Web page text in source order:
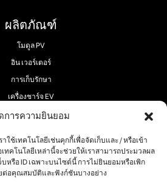
การความยินยอม
ช้เทคโนโลยีเช่นคุกกี้เพื่อจัดเก็บและ / หรือเข้า
คโนโลยีเหล่านี้จะช่วยให้เราสามารถประมวลผล
หรือ ID เฉพาะบนไซต์นี้ การไม่ยินยอมหรือเพิก
ต่อคุณสมบัติและฟังก์ชันบางอย่าง
ผลิตภัณฑ์
โมดูล PV
อิน เวอร์เตอร์
การเก็บรักษา
เครื่องชาร์จ EV
ตามเรามา: